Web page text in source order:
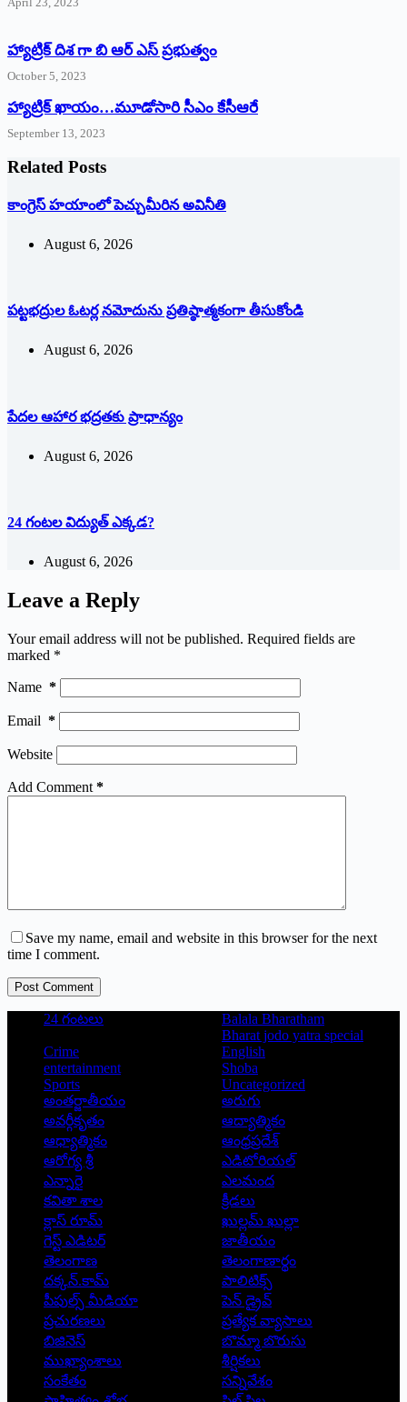
హ్యాట్రిక్ దిశ గా బి ఆర్ ఎస్ ప్రభుత్వం
October 5, 2023
హ్యాట్రిక్‌ ‌ఖాయం…మూడోసారి సీఎం కేసీఆరే
September 13, 2023
Related Posts
కాంగ్రెస్ హయాంలో పెచ్చుమీరిన అవినీతి
August 6, 2026
పట్టభద్రుల ఓటర్ల నమోదును ప్రతిష్ఠాత్మకంగా తీసుకోండి
August 6, 2026
పేదల ఆహార భద్రతకు ప్రాధాన్యం
August 6, 2026
24 గంటల విద్యుత్ ఎక్కడ?
August 6, 2026
Leave a Reply
Your email address will not be published. Required fields are
marked *
Name *
Email *
Website
Add Comment *
Save my name, email and website in this browser for the next
time I comment.
Post Comment
24 గంటలు
Balala Bharatham
Bharat jodo yatra special
Crime
English
entertainment
Shoba
Sports
Uncategorized
అంతర్జాతీయం
అరుగు
అవర్గీకృతం
ఆద్యాత్మికం
ఆధ్యాత్మికం
ఆంధ్రప్రదేశ్
ఆరోగ్య శ్రీ
ఎడిటోరియల్
ఎన్నారై
ఎలమంద
కవితా శాల
క్రీడలు
క్లాస్ రూమ్
ఖుల్లమ్ ఖుల్లా
గెస్ట్ ఎడిటర్
జాతీయం
తెలంగాణ
తెలంగాణార్థం
దక్కన్.కామ్
పాలిటిక్స్
పీపుల్స్ ‌మీడియా
పెన్ డ్రైవ్
ప్రచురణలు
ప్రత్యేక వ్యాసాలు
బిజినెస్
బొమ్మా బొరుసు
ముఖ్యాంశాలు
శీర్షికలు
సంకేతం
సన్నివేశం